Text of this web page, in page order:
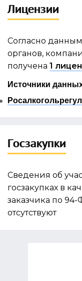
Лицензии
Согласно
органов,
получена 1
Источники
Госзакупки
Сведения об
госзакупках в
заказчика по
отсутствуют